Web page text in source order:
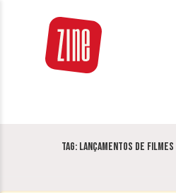
Tag: Lançamentos de filmes